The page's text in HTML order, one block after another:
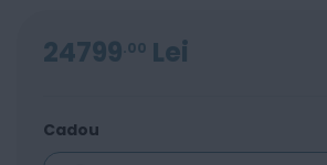
24799 00 Lei
Cadou